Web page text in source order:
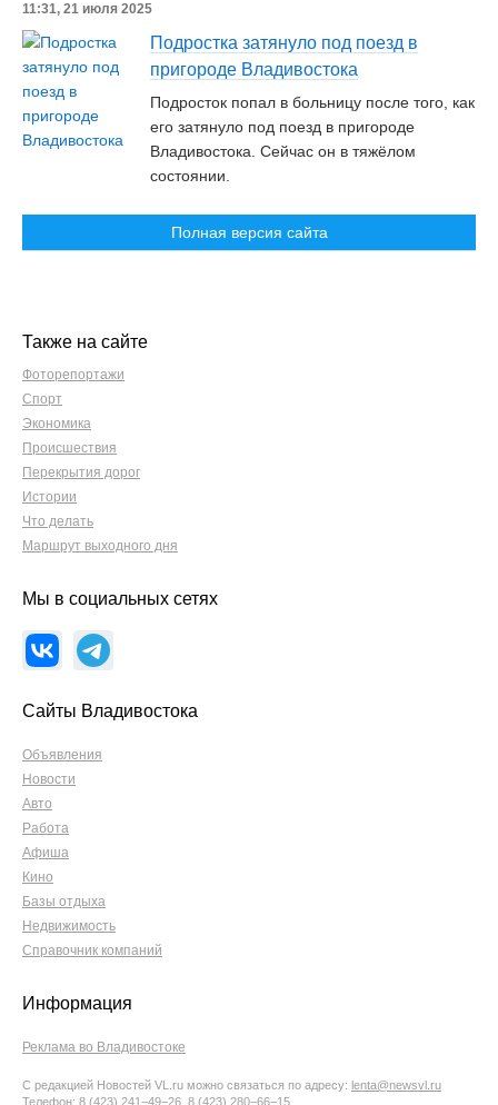
11:31, 21 июля 2025
Подростка затянуло под поезд в
пригороде Владивостока
Подросток попал в больницу после того, как
его затянуло под поезд в пригороде
Владивостока. Сейчас он в тяжёлом
состоянии.
Полная версия сайта
Также на сайте
Фоторепортажи
Спорт
Экономика
Происшествия
Перекрытия дорог
Истории
Что делать
Маршрут выходного дня
Мы в социальных сетях
Сайты Владивостока
Объявления
Новости
Авто
Работа
Афиша
Кино
Базы отдыха
Недвижимость
Справочник компаний
Информация
Реклама во Владивостоке
С редакцией Новостей VL.ru можно связаться по адресу: lenta@newsvl.ru
Телефон: 8 (423) 241−49−26, 8 (423) 280−66−15